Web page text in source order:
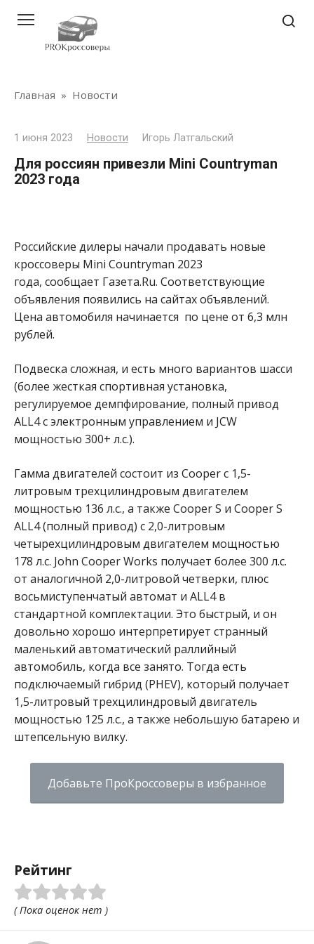
контенту
Главная » Новости
1 июня 2023 Новости Игорь Латгальский
Для россиян привезли Mini Countryman
2023 года
Российские дилеры начали продавать новые
кроссоверы Mini Countryman 2023
года, сообщает Газета.Ru. Соответствующие
объявления появились на сайтах объявлений.
Цена автомобиля начинается по цене от 6,3 млн
рублей.
Подвеска сложная, и есть много вариантов шасси
(более жесткая спортивная установка,
регулируемое демпфирование, полный привод
ALL4 с электронным управлением и JCW
мощностью 300+ л.с.).
Гамма двигателей состоит из Cooper с 1,5-
литровым трехцилиндровым двигателем
мощностью 136 л.с., а также Cooper S и Cooper S
ALL4 (полный привод) с 2,0-литровым
четырехцилиндровым двигателем мощностью
178 л.с. John Cooper Works получает более 300 л.с.
от аналогичной 2,0-литровой четверки, плюс
восьмиступенчатый автомат и ALL4 в
стандартной комплектации. Это быстрый, и он
довольно хорошо интерпретирует странный
маленький автоматический раллийный
автомобиль, когда все занято. Тогда есть
подключаемый гибрид (PHEV), который получает
1,5-литровый трехцилиндровый двигатель
мощностью 125 л.с., а также небольшую батарею и
штепсельную вилку.
Добавьте ПроКроссоверы в избранное
Рейтинг
( Пока оценок нет )